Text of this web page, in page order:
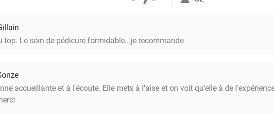
top. Le soin de pédicure formidable...je recommande
accueillante et à l'écoute. Elle mets à l'aise et on voit qu'elle à de